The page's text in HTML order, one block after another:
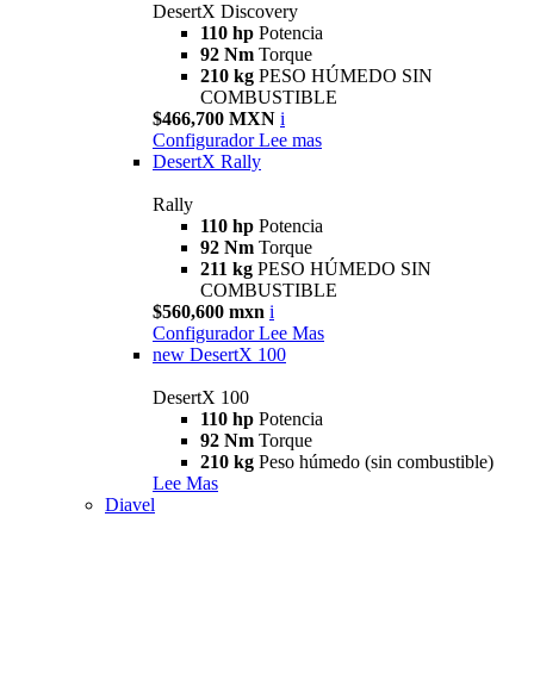
DesertX Discovery
110 hp Potencia
92 Nm Torque
210 kg PESO HÚMEDO SIN
COMBUSTIBLE
$466,700 MXN i
Configurador Lee mas
DesertX Rally
Rally
110 hp Potencia
92 Nm Torque
211 kg PESO HÚMEDO SIN
COMBUSTIBLE
$560,600 mxn i
Configurador Lee Mas
new DesertX 100
DesertX 100
110 hp Potencia
92 Nm Torque
210 kg Peso húmedo (sin combustible)
Lee Mas
Diavel